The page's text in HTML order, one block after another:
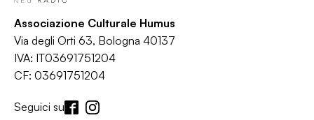
Associazione Culturale Humus
Via degli Orti 63, Bologna 40137
IVA: IT03691751204
CF: 03691751204
Seguici su